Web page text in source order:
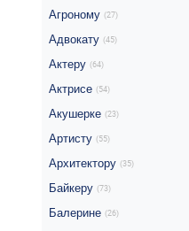
Агроному (27)
Адвокату (45)
Актеру (64)
Актрисе (54)
Акушерке (23)
Артисту (55)
Архитектору (35)
Байкеру (73)
Балерине (26)